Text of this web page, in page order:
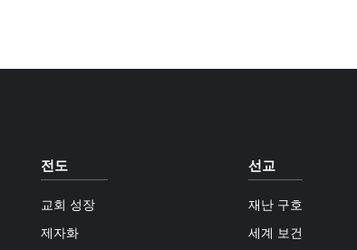
전도
교회 성장
제자화
선교
재난 구호
세계 보건